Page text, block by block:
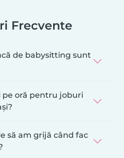
Frecvente
de babysitting sunt
pe oră pentru joburi
să am grijă când fac